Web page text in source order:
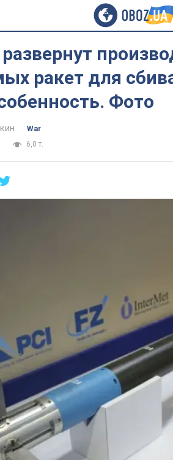
ракет для
Фото
War
6,0 т.